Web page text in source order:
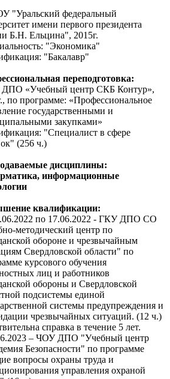
"Уральский федеральный
имени первого президента
Б.Н. Ельцина", 2015г.
"Экономика"
"Бакалавр"
переподготовка:
«Учебный центр СКБ Контур»,
по программе: «Профессиональное
государственными и
закупками»
"Специалист в сфере
(256 ч.)
дисциплины:
информационные
квалификации:
по 17.06.2022 - ГКУ ДПО СО
методический центр по
обороне и чрезвычайным
Свердловской области" по
курсового обучения
лиц и работников
обороны и Свердловской
подсистемы единой
системы предупреждения и
чрезвычайных ситуаций. (12 ч.)
справка в течение 5 лет.
– ЧОУ ДПО "Учебный центр
Безопасности" по программе
вопросы охраны труда и
управления охраной